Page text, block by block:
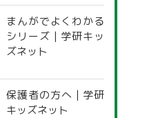
道府県別「夏季休暇
一覧」
まんがでよくわかる
シリーズ | 学研キッ
ズネット
保護者の方へ | 学研
キッズネット